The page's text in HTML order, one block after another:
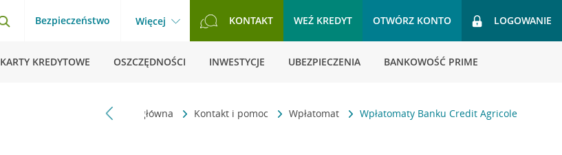
Bezpieczeństwo Więcej KONTAKT WEŹ KREDYT OTWÓRZ KONTO LOGOWANIE
KARTY KREDYTOWE OSZCZĘDNOŚCI INWESTYCJE UBEZPIECZENIA BANKOWOŚĆ PRIME
Strona główna Kontakt i pomoc Wpłatomat Wpłatomaty Banku Credit Agricole